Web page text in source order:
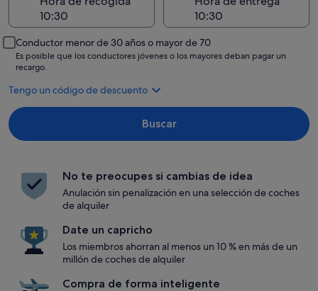
Conductor menor de 30 años o mayor de 70
Es posible que los conductores jóvenes o los mayores deban pagar un
recargo.
Tengo un código de descuento
Buscar
No te preocupes si cambias de idea
Anulación sin penalización en una selección de coches
de alquiler
Date un capricho
Los miembros ahorran al menos un 10 % en más de un
millón de coches de alquiler
Compra de forma inteligente